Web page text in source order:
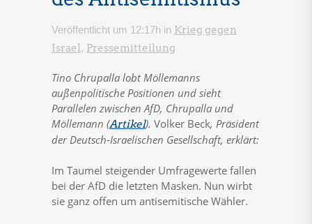
Veröffentlicht um 12:17h in Krieg gegen
Israel, Pressemitteilung
Tino Chrupalla lobt Möllemanns
außenpolitische Positionen und sieht
Parallelen zwischen AfD, Chrupalla und
Möllemann (Artikel). Volker Beck, Präsident
der Deutsch-Israelischen Gesellschaft, erklärt:
Im Taumel steigender Umfragewerte fallen
bei der AfD die letzten Masken. Nun wirbt
sie ganz offen um antisemitische Wähler.